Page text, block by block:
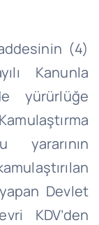
(4)
Kanunla
yürürlüğe
yararının
Devlet
KDV’den